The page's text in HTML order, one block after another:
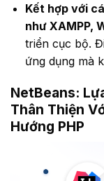
Kết hợp với
như XAMPP,
triển cục bộ.
ứng dụng mà
NetBeans:
Thân Thiện
Hướng PHP